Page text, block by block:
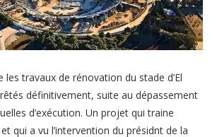
les travaux de rénovation du stade d’El
définitivement, suite au dépassement
d’exécution. Un projet qui traine
qui a vu l’intervention du présidnt de la